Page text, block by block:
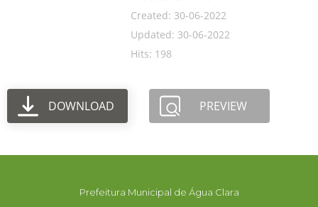
Created: 30-06-2022
Updated: 30-06-2022
Hits: 198
DOWNLOAD PREVIEW
Prefeitura Municipal de Água Clara